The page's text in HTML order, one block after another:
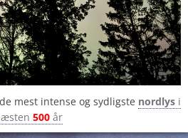
de mest intense og sydligste nordlys i
500 år